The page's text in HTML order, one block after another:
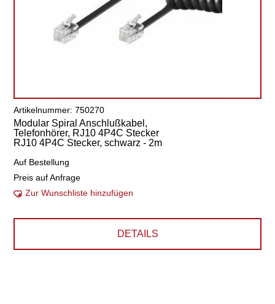
Artikelnummer: 750270
Modular Spiral Anschlußkabel,
Telefonhörer, RJ10 4P4C Stecker
RJ10 4P4C Stecker, schwarz - 2m
Auf Bestellung
Preis auf Anfrage
Zur Wunschliste hinzufügen
DETAILS